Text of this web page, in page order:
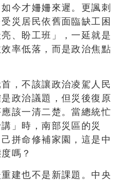
今才姍姍來遲。更諷刺
災居民依舊面臨缺工困
、盼工班」，一延就是
率低落，而是政治焦點
，不該讓政治凌駕人民
政治議題，但災後復原
該一清二楚。當總統忙
」時，南部災區的災
拼命修補家園，這是中
嗎？
建也不是新課題。中央